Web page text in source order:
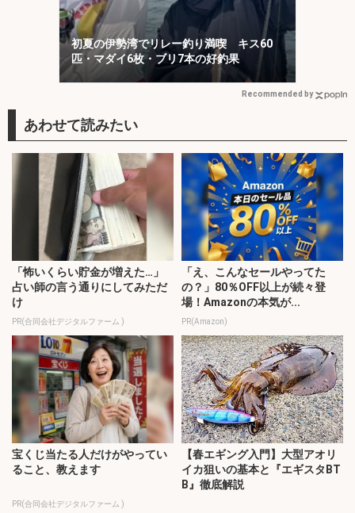
初夏の伊勢湾でリレー釣り満喫 キス60
匹・マダイ6枚・ブリ7本の好釣果
Recommended by
「怖いくらい貯金が増えた…」
占い師の言う通りにしてみただ
け
PR(合同会社デジタルファーム )
「え、こんなセールやってた
の？」80％OFF以上が続々登
場！Amazonの本気が...
PR(Amazon)
宝くじ当たる人だけがやってい
ること、教えます
PR(合同会社デジタルファーム )
【春エギング入門】大型アオリ
イカ狙いの基本と『エギスタBT
B』徹底解説